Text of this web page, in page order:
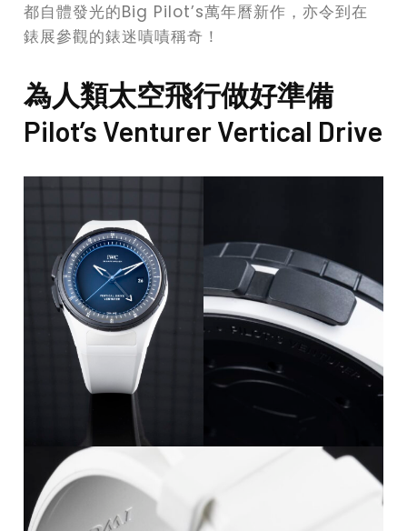
都自體發光的Big Pilot’s萬年曆新作，亦令到在
錶展參觀的錶迷嘖嘖稱奇！
為人類太空飛行做好準備
Pilot’s Venturer Vertical Drive